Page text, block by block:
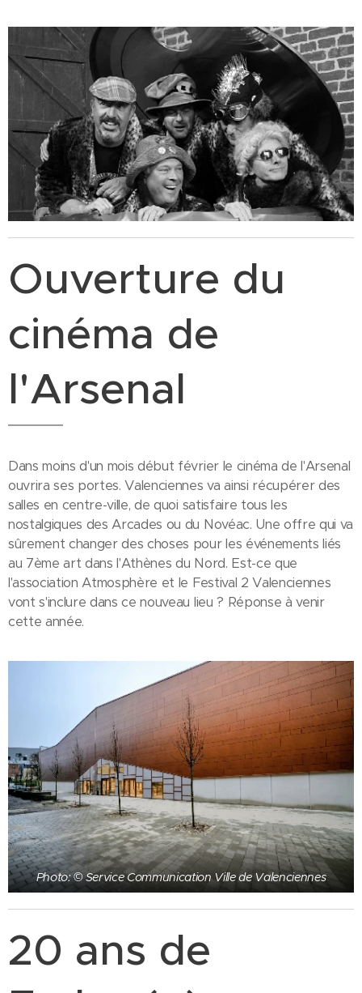
Ouverture du
cinéma de
l'Arsenal
Dans moins d'un mois début février le cinéma de l'Arsenal
ouvrira ses portes. Valenciennes va ainsi récupérer des
salles en centre-ville, de quoi satisfaire tous les
nostalgiques des Arcades ou du Novéac. Une offre qui va
sûrement changer des choses pour les événements liés
au 7ème art dans l'Athènes du Nord. Est-ce que
l'association Atmosphère et le Festival 2 Valenciennes
vont s'inclure dans ce nouveau lieu ? Réponse à venir
cette année.
Photo: © Service Communication Ville de Valenciennes
20 ans de